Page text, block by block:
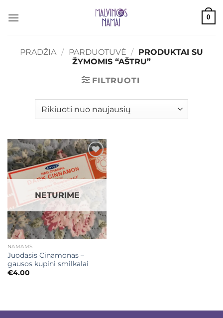
0
PRADŽIA / PARDUOTUVĖ / PRODUKTAI SU
ŽYMOMIS “AŠTRU”
FILTRUOTI
Mėgstamiausias
NETURIME
NAMAMS
Juodasis Cinamonas –
gausos kupini smilkalai
€4.00